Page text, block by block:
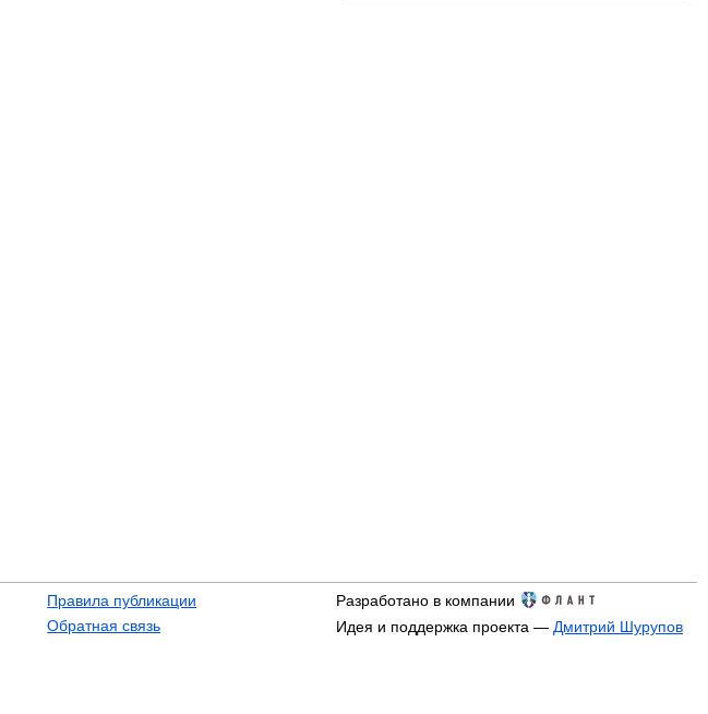
Правила публикации
Обратная связь
Разработано в компании
Идея и поддержка проекта — Дмитрий Шурупов